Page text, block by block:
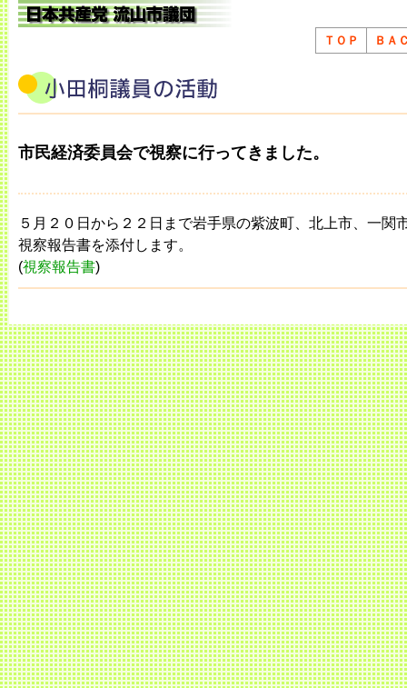
ＴＯＰ ＢＡ
市民経済委員会で視察に行ってきました。
５月２０日から２２日まで岩手県の紫波町、北上市、一関
視察報告書を添付します。
(視察報告書)